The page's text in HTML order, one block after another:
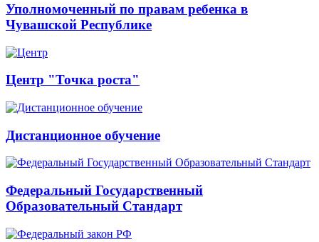
Уполномоченный по правам ребенка в
Чувашской Республике
Центр "Точка роста"
Дистанционное обучение
Федеральный Государственный
Образовательный Стандарт